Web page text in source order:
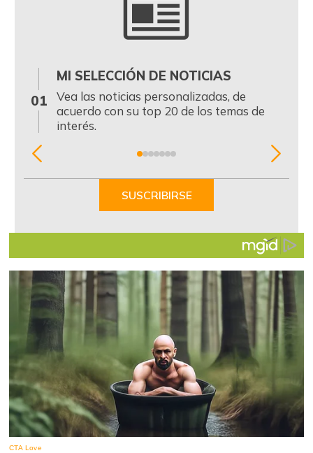
01
MI SELECCIÓN DE NOTICIAS
Vea las noticias personalizadas, de
acuerdo con su top 20 de los temas de
interés.
Item
SUSCRIBIRSE